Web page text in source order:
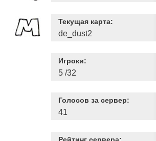
Текущая карта:
de_dust2
Игроки:
5 /32
Голосов за сервер:
41